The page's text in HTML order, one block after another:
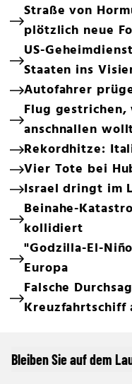
Straße von
plötzlich neue
US-
Staaten ins
Autofahrer
Flug
anschnallen
Rekordhitze:
Vier Tote bei
Israel dringt im
Beinahe-
kollidiert
"Godzilla-El-
Europa
Falsche
Kreuzfahrtschiff
Bleiben Sie auf dem